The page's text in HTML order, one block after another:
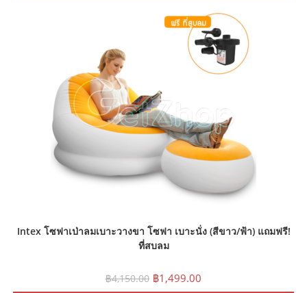
Intex โซฟาเป่าลมเบาะวางขา โซฟา เบาะนั่ง (สีขาว/ฟ้า) แถมฟรี!
ที่สูบลม
฿4,150.00 Original
price
฿1,499.00